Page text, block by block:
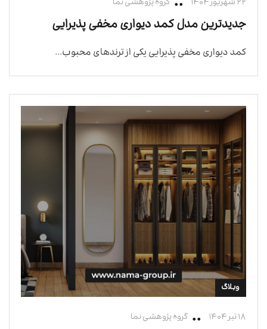
۲۲ شهریور ۱۴۰۴ گروه پژوهشی نما
جدیدترین مدل کمد دیواری مخفی پذیرایی
کمد دیواری مخفی پذیرایی یکی از ترندهای محبوب...
وبلاگ
۱۸ تیر ۱۴۰۴ گروه پژوهشی نما